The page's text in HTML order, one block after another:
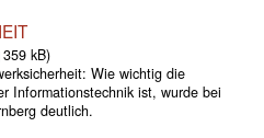
359 kB)
Wie wichtig die
Informationstechnik ist, wurde bei
deutlich.